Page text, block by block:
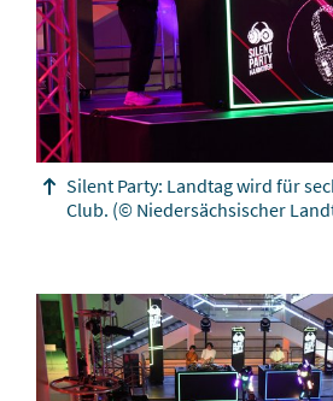
Silent Party: Landtag wird für
Club. (© Niedersächsischer